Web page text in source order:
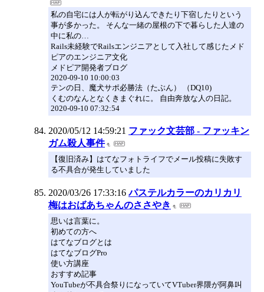
私の自宅には人が転がり込んできたり下宿したりという
事が多かった。 そんな一緒の屋根の下で暮らした人達の
中に私の…
Rails未経験でRailsエンジニアとして入社して感じたメド
ピアのエンジニア文化
メドピア開発者ブログ
2020-09-10 10:00:03
テンの日、魔犬サポ必勝法（たぶん） （DQ10)
くむのなんとなくきまぐれに。 自由奔放な人の日記。
2020-09-10 07:32:54
2020/05/12 14:59:21 ファック文芸部 - ファッキン
ガム殺人事件
【復旧済み】はてなフォトライフでメール投稿に失敗す
る不具合が発生していました
2020/03/26 17:33:16 パステルカラーのカリカリ
梅はおばあちゃんのささやき
思いは言葉に。
初めての方へ
はてなブログとは
はてなブログPro
使い方講座
おすすめ記事
YouTubeが不具合祭りになっていてVTuber界隈が阿鼻叫